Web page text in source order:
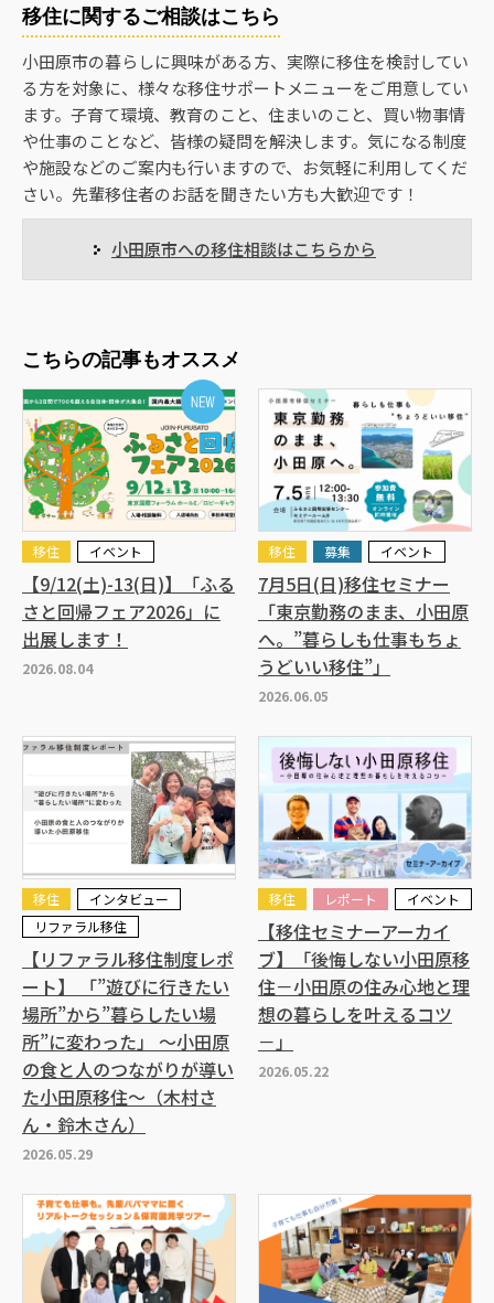
移住に関するご相談はこちら
小田原市の暮らしに興味がある方、実際に移住を検討してい
る方を対象に、様々な移住サポートメニューをご用意してい
ます。子育て環境、教育のこと、住まいのこと、買い物事情
や仕事のことなど、皆様の疑問を解決します。気になる制度
や施設などのご案内も行いますので、お気軽に利用してくだ
さい。先輩移住者のお話を聞きたい方も大歓迎です！
小田原市への移住相談はこちらから
こちらの記事もオススメ
2026.08.04
移住 イベント
【9/12(土)-13(日)】「ふる
さと回帰フェア2026」に
出展します！
2026.06.05
移住 募集 イベント
7月5日(日)移住セミナー
「東京勤務のまま、小田原
へ。”暮らしも仕事もちょ
うどいい移住”」
2026.05.29
移住
インタビュー
リファラル移住
【リファラル移住制度レポ
ート】 「”遊びに行きたい
場所”から”暮らしたい場
所”に変わった」 ～小田原
の食と人のつながりが導い
た小田原移住～（木村さ
ん・鈴木さん）
2026.05.22
移住 レポート イベント
【移住セミナーアーカイ
ブ】「後悔しない小田原移
住－小田原の住み心地と理
想の暮らしを叶えるコツ
－」